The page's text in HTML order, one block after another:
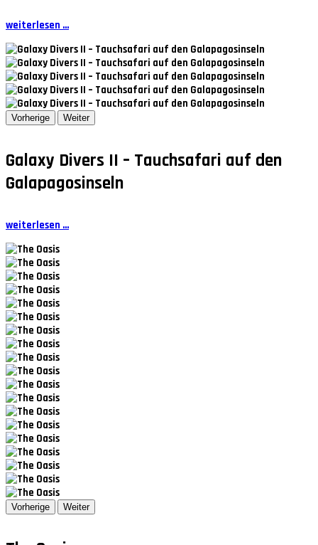
weiterlesen ...
Vorherige Weiter
Galaxy Divers II – Tauchsafari auf den
Galapagosinseln
weiterlesen ...
Vorherige Weiter